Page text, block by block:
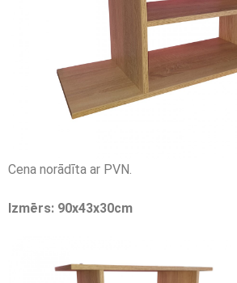
Cena norādīta ar PVN.
Izmērs: 90x43x30cm